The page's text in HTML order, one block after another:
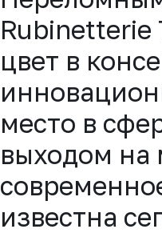
Rubinetterie
цвет в
место в
выходом на
известна